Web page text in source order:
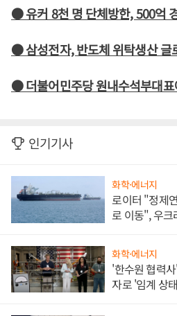
● 유커 8천 명 단체방한, 500억
● 삼성전자, 반도체 위탁생산 글
● 더불어민주당 원내수석부대표
인기기사
화학·에너지
로이터 "정제
로 이동", 우크
화학·에너지
'한수원 협력
자로 '임계 상